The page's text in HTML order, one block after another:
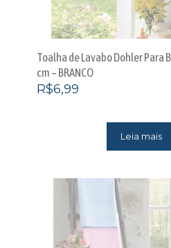
Toalha de Lavabo Dohler Para
cm – BRANCO
R$6,99
Leia mais